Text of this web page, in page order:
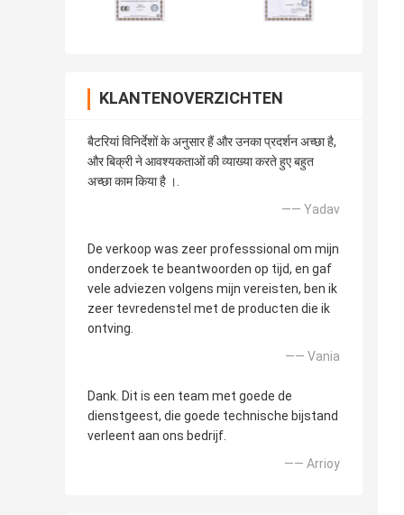
KLANTENOVERZICHTEN
बैटरियां विनिर्देशों के अनुसार हैं और उनका प्रदर्शन अच्छा है,
और बिक्री ने आवश्यकताओं की व्याख्या करते हुए बहुत
अच्छा काम किया है ।.
—— Yadav
De verkoop was zeer professsional om mijn
onderzoek te beantwoorden op tijd, en gaf
vele adviezen volgens mijn vereisten, ben ik
zeer tevredenstel met de producten die ik
ontving.
—— Vania
Dank. Dit is een team met goede de
dienstgeest, die goede technische bijstand
verleent aan ons bedrijf.
—— Arrioy